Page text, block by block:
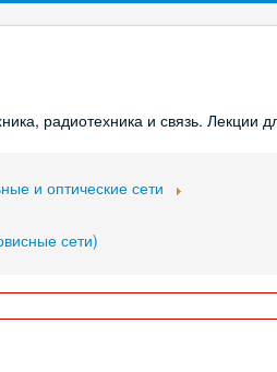
радиотехника и связь. Лекции
и оптические сети
сети)